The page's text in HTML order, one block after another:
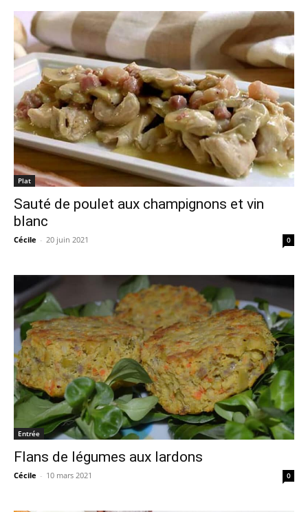
Plat
Sauté de poulet aux champignons et vin
blanc
Cécile - 20 juin 2021 0
Entrée
Flans de légumes aux lardons
Cécile - 10 mars 2021 0